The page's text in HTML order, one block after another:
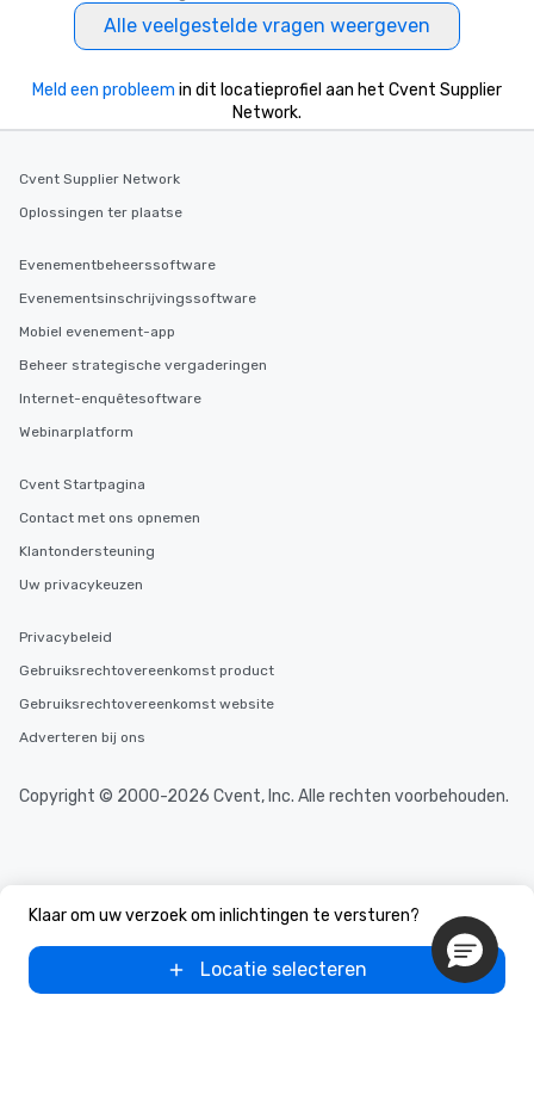
Alle veelgestelde vragen weergeven
Klaar om uw verzoek om inlichtingen te versturen?
Locatie selecteren
Meld een probleem in dit locatieprofiel aan het Cvent Supplier
Network.
Cvent Supplier Network
Oplossingen ter plaatse
Evenementbeheerssoftware
Evenementsinschrijvingssoftware
Mobiel evenement-app
Beheer strategische vergaderingen
Internet-enquêtesoftware
Webinarplatform
Cvent Startpagina
Contact met ons opnemen
Klantondersteuning
Uw privacykeuzen
Privacybeleid
Gebruiksrechtovereenkomst product
Gebruiksrechtovereenkomst website
Adverteren bij ons
Copyright © 2000-2026 Cvent, Inc. Alle rechten voorbehouden.